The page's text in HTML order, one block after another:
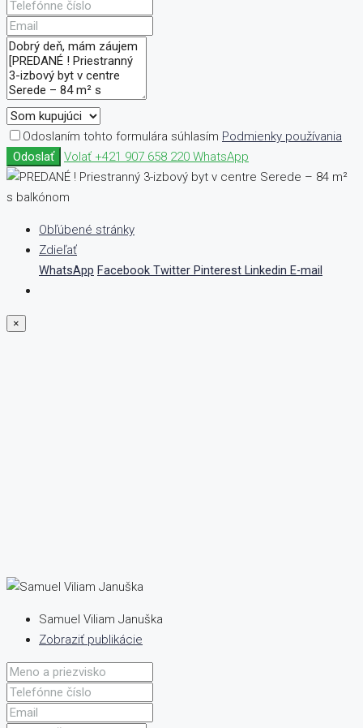
Odoslaním tohto formulára súhlasím Podmienky používania
Odoslať
Volať +421 907 658 220 WhatsApp
Obľúbené stránky
Zdieľať
WhatsApp Facebook Twitter Pinterest Linkedin E-mail
×
Samuel Viliam Januška
Zobraziť publikácie